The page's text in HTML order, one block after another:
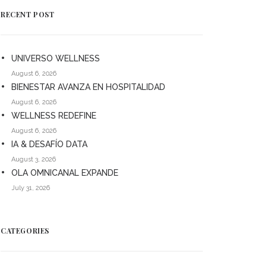
RECENT POST
UNIVERSO WELLNESS
August 6, 2026
BIENESTAR AVANZA EN HOSPITALIDAD
August 6, 2026
WELLNESS REDEFINE
August 6, 2026
IA & DESAFÍO DATA
August 3, 2026
OLA OMNICANAL EXPANDE
July 31, 2026
CATEGORIES